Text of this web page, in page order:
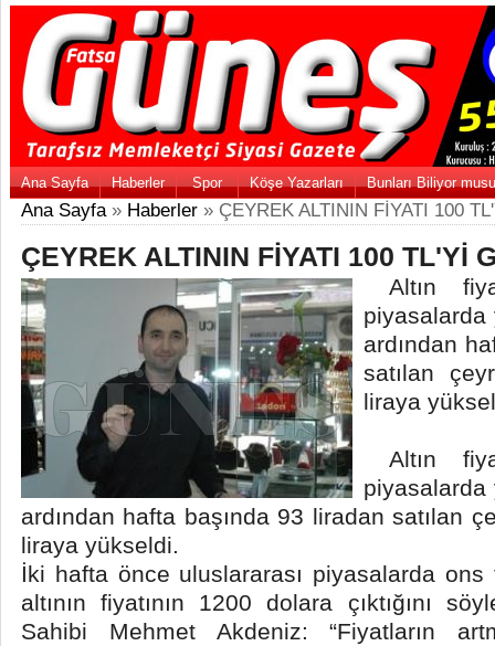
Ana Sayfa Haberler Spor Köşe Yazarları Bunları Biliyor
Ana Sayfa» Haberler » ÇEYREK ALTININ FİYATI 100
ÇEYREK ALTININ FİYATI 100 TL'Yİ
Altın
ardından
satılan
liraya
Altın
ardından hafta başında 93 liradan satılan
liraya yükseldi.
İki hafta önce uluslararası piyasalarda ons
altının fiyatının 1200 dolara çıktığını
Sahibi Mehmet Akdeniz: “Fiyatların